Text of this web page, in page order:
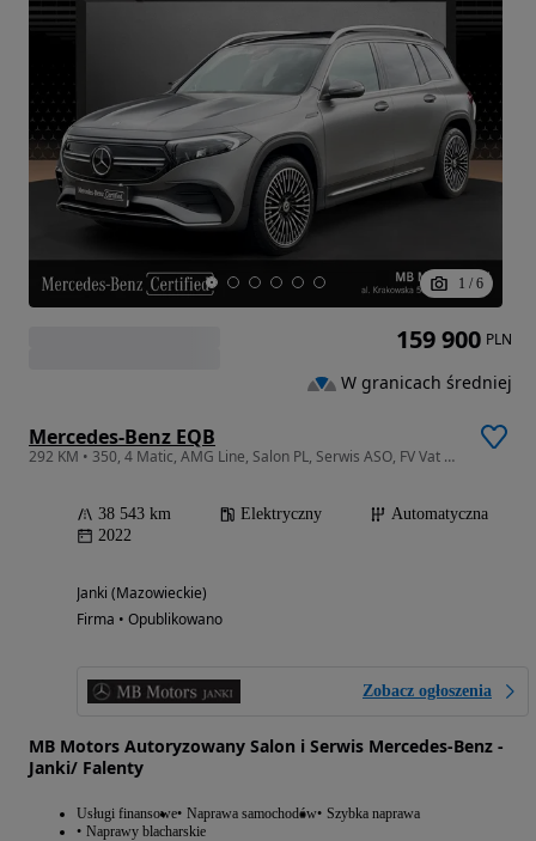
1 / 6
Mercedes-Benz EQB
292 KM • 350, 4 Matic, AMG Line, Salon PL, Serwis ASO, FV Vat Marża
38 543 km Elektryczny
Automatyczna
2022
Janki (Mazowieckie)
Firma • Opublikowano
Zobacz ogłoszenia
MB Motors Autoryzowany Salon i Serwis Mercedes-Benz -
Janki/ Falenty
Usługi finansowe Naprawa samochodów Szybka naprawa
Naprawy blacharskie
159 900 PLN
W granicach średniej